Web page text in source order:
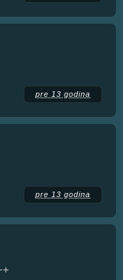
pre 13 godina
pre 13 godina